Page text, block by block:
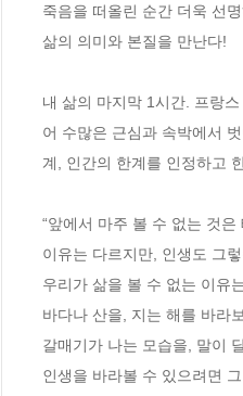
죽음을 떠올린 순간 더욱 선
삶의 의미와 본질을 만난다!
내 삶의 마지막 1시간. 프랑
어 수많은 근심과 속박에서
계, 인간의 한계를 인정하고
“앞에서 마주 볼 수 없는 것은
이유는 다르지만, 인생도 그렇
우리가 삶을 볼 수 없는 이유
바다나 산을, 지는 해를 바라
갈매기가 나는 모습을, 말이
인생을 바라볼 수 있으려면